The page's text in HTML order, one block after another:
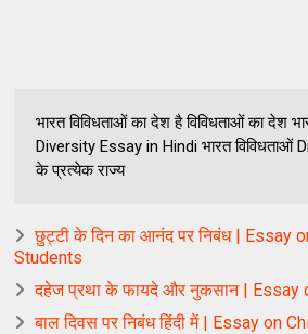
भारत विविधताओं का देश है विविधताओं का देश
Diversity Essay in Hindi भारत विविधताओं
के प्रत्येक राज्य
छुट्टी के दिन का आनंद पर निबंध | Essay
Students
दहेज प्रथा के फायदे और नुकसान | Essay
बाल दिवस पर निबंध हिंदी में | Essay on